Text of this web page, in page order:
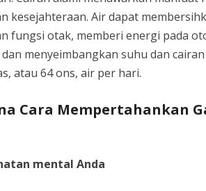
kesejahteraan. Air dapat
fungsi otak, memberi energi pada
menyeimbangkan suhu dan
atau 64 ons, air per hari.
Cara Mempertahankan
mental Anda